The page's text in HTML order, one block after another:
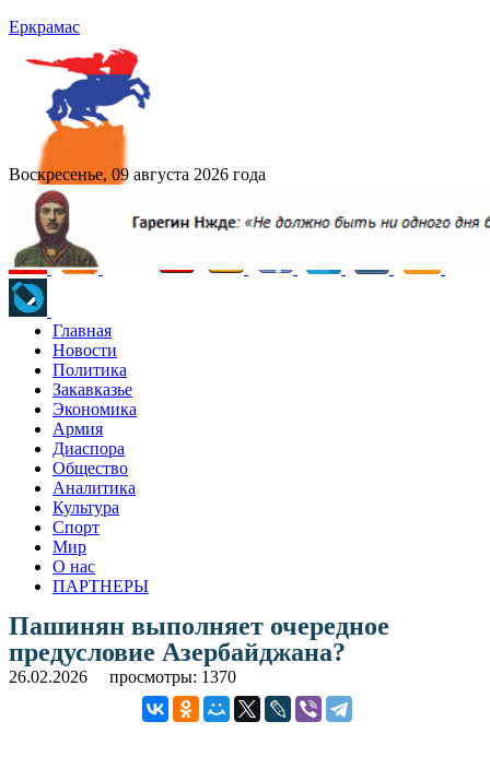
Еркрамас
Воскресенье, 09 августа 2026 года
Главная
Новости
Политика
Закавказье
Экономика
Армия
Диаспора
Общество
Аналитика
Культура
Спорт
Мир
О нас
ПАРТНЕРЫ
Пашинян выполняет очередное
предусловие Азербайджана?
26.02.2026 просмотры: 1370